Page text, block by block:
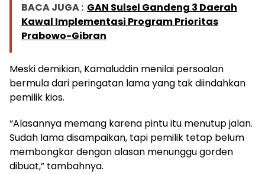
BACA JUGA : GAN Sulsel Gandeng 3 Daerah
Kawal Implementasi Program Prioritas
Prabowo-Gibran
Meski demikian, Kamaluddin menilai persoalan
bermula dari peringatan lama yang tak diindahkan
pemilik kios.
“Alasannya memang karena pintu itu menutup jalan.
Sudah lama disampaikan, tapi pemilik tetap belum
membongkar dengan alasan menunggu gorden
dibuat,” tambahnya.